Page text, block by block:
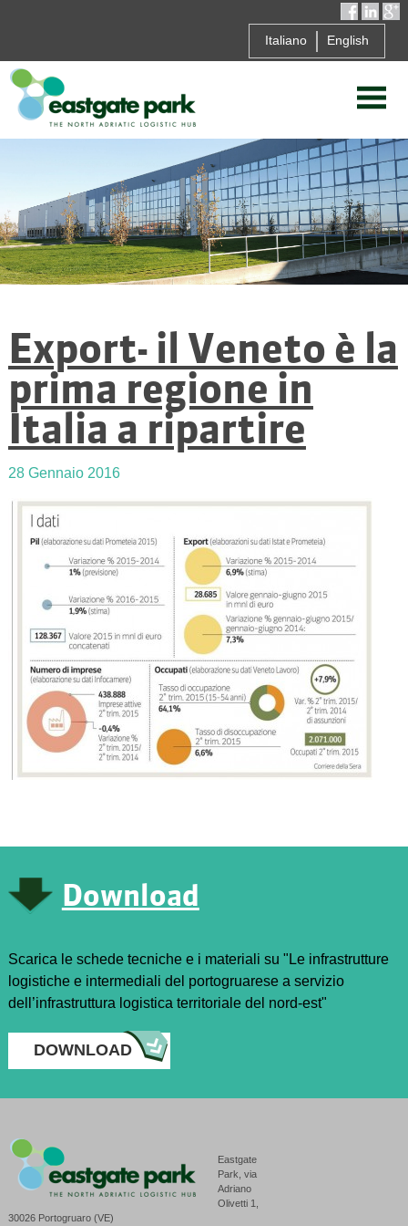
Italiano English
Export- il Veneto è la
prima regione in
Italia a ripartire
28 Gennaio 2016
Download
Scarica le schede tecniche e i materiali su "Le infrastrutture
logistiche e intermediali del portogruarese a servizio
dell’infrastruttura logistica territoriale del nord-est"
DOWNLOAD
Eastgate
Park, via
Adriano
Olivetti 1,
30026 Portogruaro (VE)